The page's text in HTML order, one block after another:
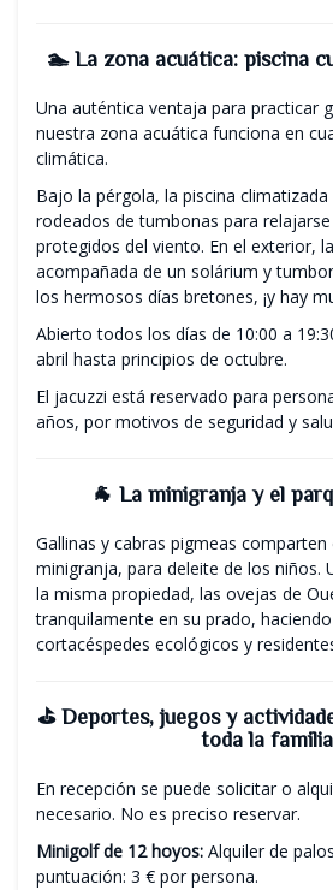
🏊 La zona acuática: piscina
Una auténtica ventaja para practicar
nuestra zona acuática funciona en
climática.
Bajo la pérgola, la piscina
rodeados de tumbonas para
protegidos del viento. En el exterior,
acompañada de un solárium y
los hermosos días bretones, ¡y hay
Abierto todos los días de 10:00 a
abril hasta principios de octubre.
El jacuzzi está reservado para
años, por motivos de seguridad y
🐐 La minigranja y el
Gallinas y cabras pigmeas comparten
minigranja, para deleite de los niños.
la misma propiedad, las ovejas de
tranquilamente en su prado,
cortacéspedes ecológicos y
⛳ Deportes, juegos y
toda la
En recepción se puede solicitar o
necesario. No es preciso reservar.
Minigolf de 12 hoyos: Alquiler de
puntuación: 3 € por persona.